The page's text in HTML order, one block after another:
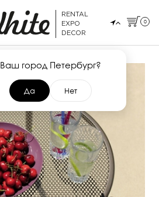
RENTAL
EXPO
DECOR
Ваш город Петербург?
Да Нет
0